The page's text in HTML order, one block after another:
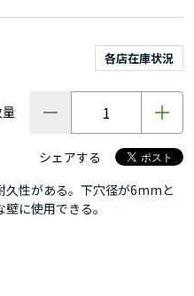
各店在庫状況
シェアする
性がある。下穴径が6mmと
に使用できる。